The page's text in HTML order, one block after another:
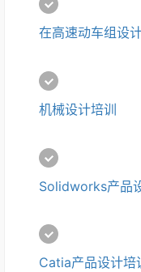
在高速动车组设
机械设计培训
Solidworks产品
Catia产品设计培